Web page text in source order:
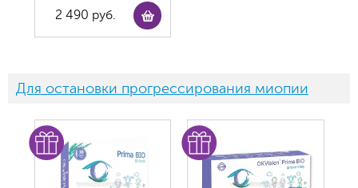
2 490 руб.
Для остановки прогрессирования миопии